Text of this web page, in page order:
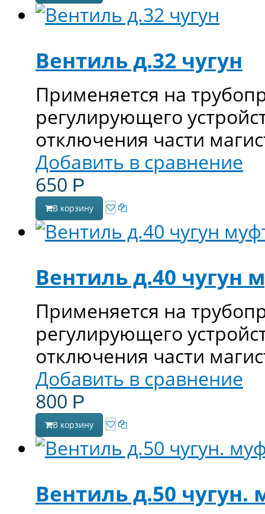
Вентиль д.32 чугун
Применяется на
регулирующего
отключения части
Добавить в сравнение
650 Р
В корзину
Вентиль д.40 чугун
Применяется на
регулирующего
отключения части
Добавить в сравнение
800 Р
В корзину
Вентиль д.50 чугун.